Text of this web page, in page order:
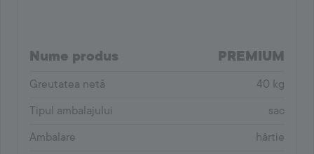
Nume produs PREMIUM
Greutatea netă
40 kg
Tipul ambalajului
sac
Ambalare
hârtie